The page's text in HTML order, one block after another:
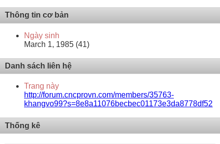
Thông tin cơ bản
Ngày sinh
March 1, 1985 (41)
Danh sách liên hệ
Trang này
http://forum.cncprovn.com/members/35763-
khangvo99?s=8e8a11076becbec01173e3da8778df52
Thống kê